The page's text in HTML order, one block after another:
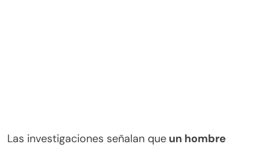
Las investigaciones señalan que un hombre